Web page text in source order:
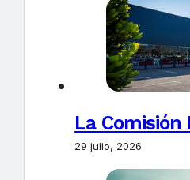
La
29 julio, 2026